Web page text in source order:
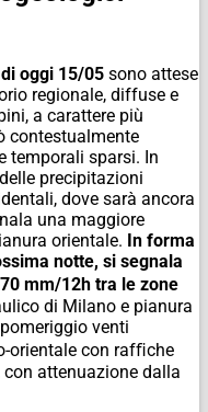
oggi 15/05 sono attese
regionale, diffuse e
a carattere più
contestualmente
temporali sparsi. In
precipitazioni
dove sarà ancora
una maggiore
orientale. In forma
notte, si segnala
mm/12h tra le zone
di Milano e pianura
venti
orientale con rafﬁche
attenuazione dalla